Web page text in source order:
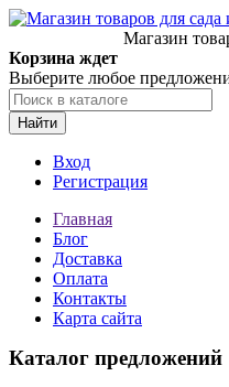
Магазин
Корзина ждет
Выберите любое
Найти
Вход
Регистрация
Главная
Блог
Доставка
Оплата
Контакты
Карта сайта
Каталог предложений